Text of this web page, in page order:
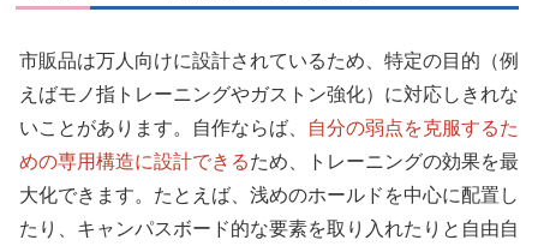
市販品は万人向けに設計されているため、特定の目的（例
えばモノ指トレーニングやガストン強化）に対応しきれな
いことがあります。自作ならば、
自分の弱点を克服するた
めの専用構造に設計できるため、トレーニングの効果を最
大化できます。たとえば、浅めのホールドを中心に配置し
たり、キャンパスボード的な要素を取り入れたりと自由自